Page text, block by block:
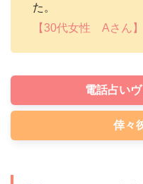
た。
【30代女性 Aさん】
電話占い
倖々